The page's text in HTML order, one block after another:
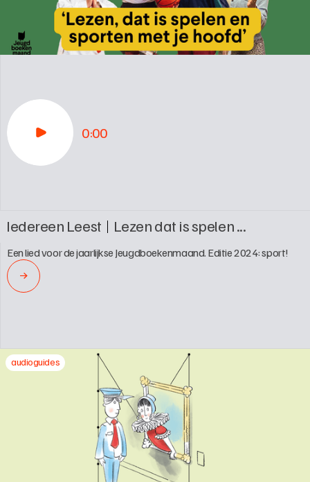
0:00
Iedereen Leest Lezen dat is spelen ...
Een lied voor de jaarlijkse Jeugdboekenmaand. Editie 2024: sport!
→
audioguides